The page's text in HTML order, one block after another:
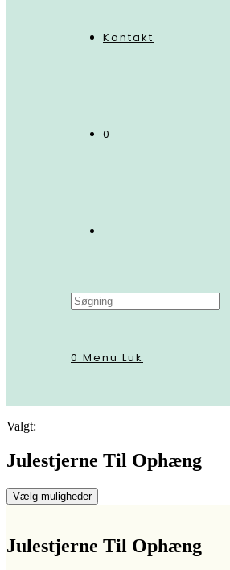
Kontakt
0
Search
this
0 Menu Luk
Valgt:
Julestjerne Til Ophæng
Vælg muligheder
Julestjerne Til Ophæng